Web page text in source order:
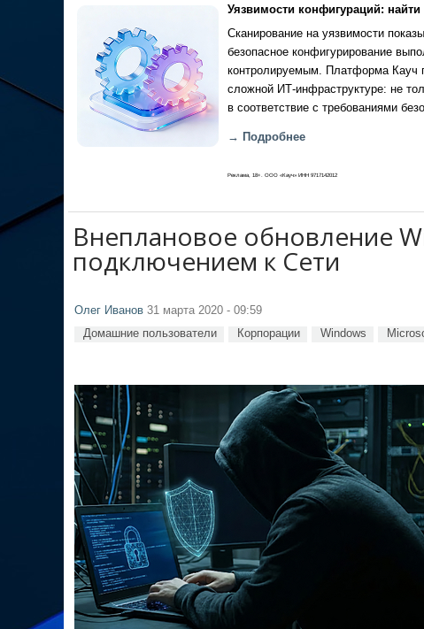
Уязвимости конфигураций:
Сканирование на уязвимости
безопасное конфигурирование
контролируемым. Платформа Кауч
сложной ИТ-инфраструктуре: не
в соответствие с требованиями
→ Подробнее
Реклама, 18+. ООО «Кауч» ИНН 9717142012
Внеплановое обновление
подключением к Сети
Олег Иванов 31 марта 2020 - 09:59
Домашние пользователи Корпорации Windows